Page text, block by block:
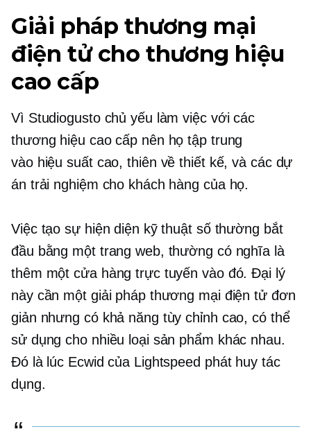
Giải pháp thương mại
điện tử cho thương hiệu
cao cấp
Vì Studiogusto chủ yếu làm việc với các
thương hiệu cao cấp nên họ tập trung
vào hiệu suất cao, thiên về thiết kế, và các dự
án trải nghiệm cho khách hàng của họ.
Việc tạo sự hiện diện kỹ thuật số thường bắt
đầu bằng một trang web, thường có nghĩa là
thêm một cửa hàng trực tuyến vào đó. Đại lý
này cần một giải pháp thương mại điện tử đơn
giản nhưng có khả năng tùy chỉnh cao, có thể
sử dụng cho nhiều loại sản phẩm khác nhau.
Đó là lúc Ecwid của Lightspeed phát huy tác
dụng.